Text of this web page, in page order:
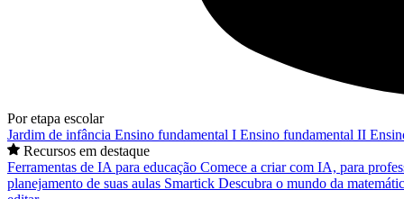
Por etapa escolar
Jardim de infância Ensino fundamental I Ensino fundamental II
Recursos em destaque
Ferramentas de IA para educação Comece a criar com IA, para
planejamento de suas aulas Smartick Descubra o mundo da